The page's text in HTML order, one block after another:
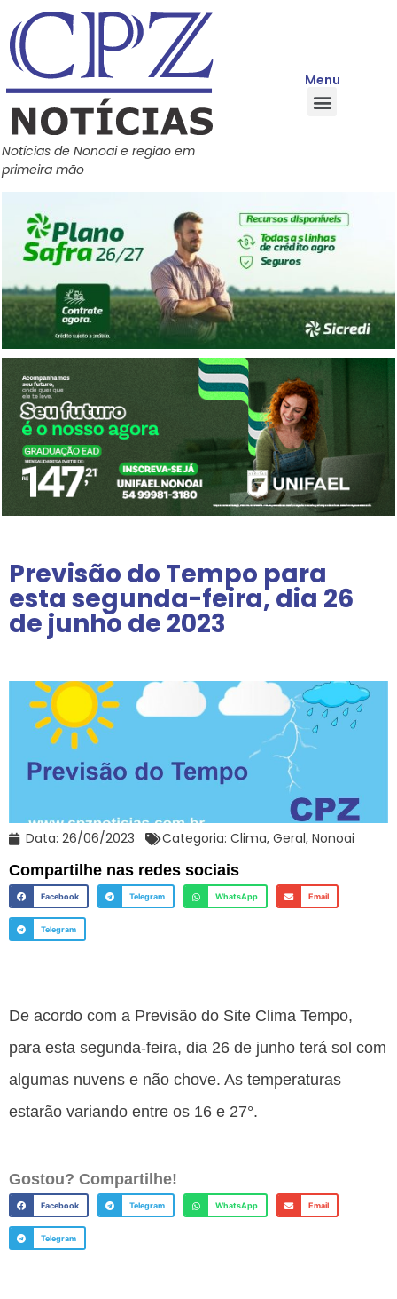
Notícias de Nonoai e região em
primeira mão
Menu
Previsão do Tempo para
esta segunda-feira, dia 26
de junho de 2023
Data: 26/06/2023 Categoria: Clima, Geral, Nonoai
Compartilhe nas redes sociais
Facebook Telegram WhatsApp Email
Telegram
De acordo com a Previsão do Site Clima Tempo,
para esta segunda-feira, dia 26 de junho terá sol com
algumas nuvens e não chove. As temperaturas
estarão variando entre os 16 e 27°.
Gostou? Compartilhe!
Facebook Telegram WhatsApp Email
Telegram